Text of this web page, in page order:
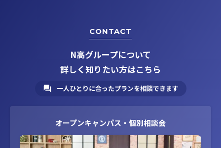
CONTACT
N高グループについて
詳しく知りたい方はこちら
一人ひとりに合ったプランを相談できます
オープンキャンパス・個別相談会